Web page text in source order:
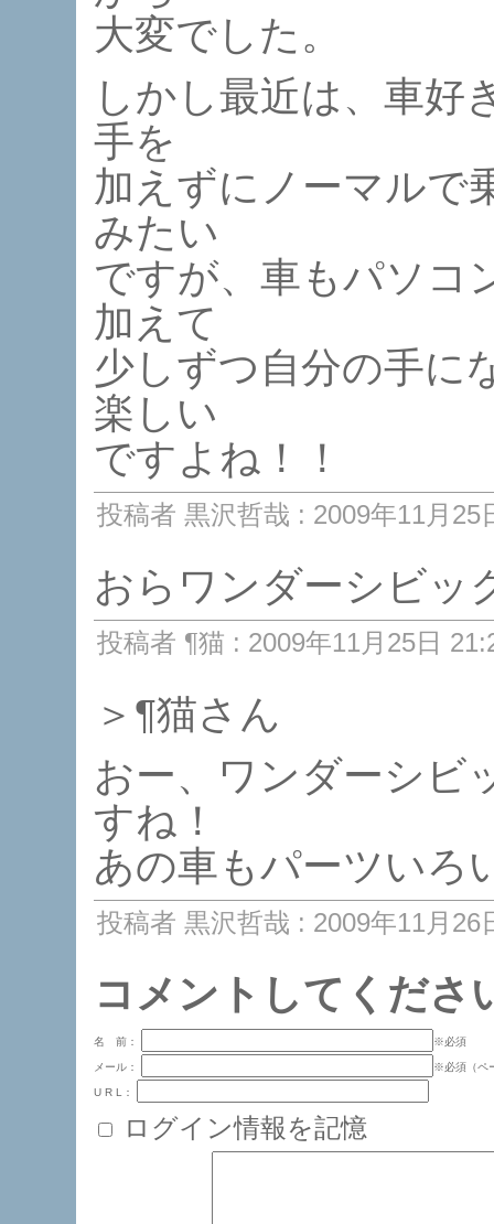
大変でした。
しかし最近は、車好
手を
加えずにノーマルで
みたい
ですが、車もパソコ
加えて
少しずつ自分の手に
楽しい
ですよね！！
投稿者 黒沢哲哉 : 2009年11月25
おらワンダーシビッ
投稿者 ¶猫 : 2009年11月25日
＞¶猫さん
おー、ワンダーシビ
すね！
あの車もパーツいろ
投稿者 黒沢哲哉 : 2009年11月26
コメントしてくださ
名 前： ※必須
メール： ※必須（ペ
U R L：
ログイン情報を記憶